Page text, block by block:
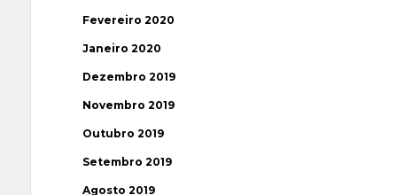
Fevereiro 2020
Janeiro 2020
Dezembro 2019
Novembro 2019
Outubro 2019
Setembro 2019
Agosto 2019